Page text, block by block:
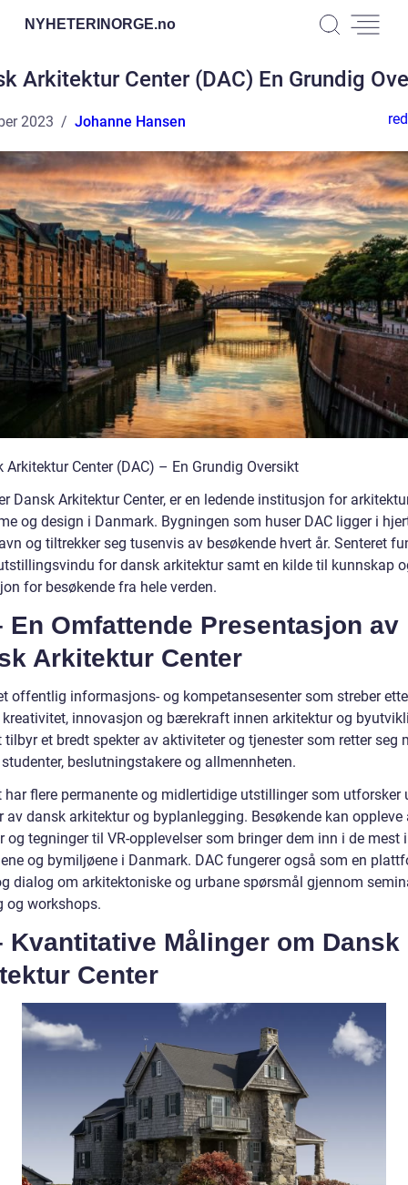
NYHETERINORGE.no
Arkitektur Center (DAC) En Grundig
2023 Johanne Hansen
Arkitektur Center (DAC) – En Grundig Oversikt
Dansk Arkitektur Center, er en ledende institusjon for
og design i Danmark. Bygningen som huser DAC ligger i
og tiltrekker seg tusenvis av besøkende hvert år. Senteret
for dansk arkitektur samt en kilde til kunnskap
for besøkende fra hele verden.
En Omfattende Presentasjon av
Arkitektur Center
offentlig informasjons- og kompetansesenter som streber
innovasjon og bærekraft innen arkitektur og
tilbyr et bredt spekter av aktiviteter og tjenester som retter seg
beslutningstakere og allmennheten.
har flere permanente og midlertidige utstillinger som utforsker
av dansk arkitektur og byplanlegging. Besøkende kan oppleve
og tegninger til VR-opplevelser som bringer dem inn i de mest
og bymiljøene i Danmark. DAC fungerer også som en
dialog om arkitektoniske og urbane spørsmål gjennom
og workshops.
Kvantitative Målinger om Dansk
Center